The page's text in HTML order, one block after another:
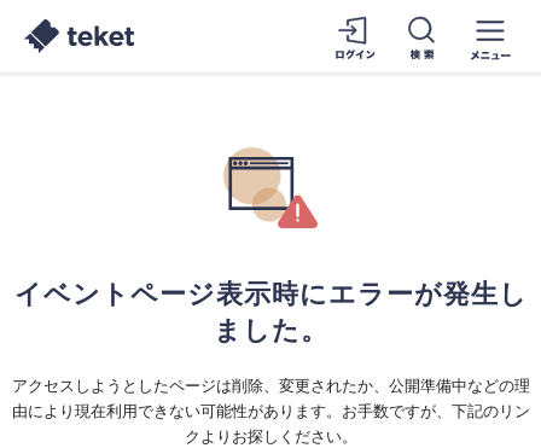
イベントページ表示時にエラーが発生し
ました。
アクセスしようとしたページは削除、変更されたか、公開準備中などの理
由により現在利用できない可能性があります。お手数ですが、下記のリン
クよりお探しください。